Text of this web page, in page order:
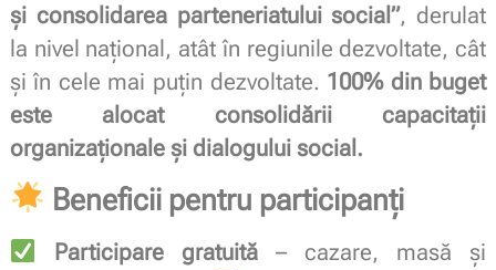
și consolidarea parteneriatului social”, derulat
la nivel național, atât în regiunile dezvoltate, cât
și în cele mai puțin dezvoltate. 100% din buget
este alocat consolidării capacitații
organizaționale și dialogului social.
Beneficii pentru participanți
Participare gratuită– cazare, masă și